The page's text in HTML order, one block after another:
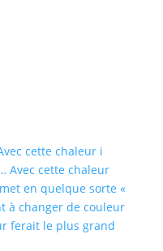
cette chaleur i